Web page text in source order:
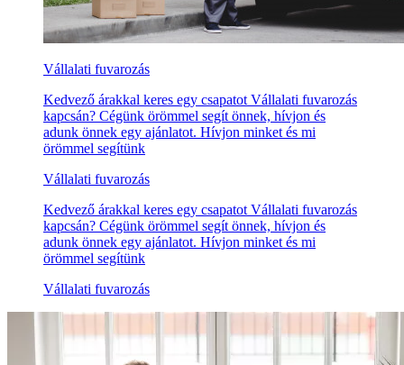
Vállalati fuvarozás
Kedvező árakkal keres egy csapatot Vállalati fuvarozás
kapcsán? Cégünk örömmel segít önnek, hívjon és
adunk önnek egy ajánlatot. Hívjon minket és mi
örömmel segítünk
Vállalati fuvarozás
Kedvező árakkal keres egy csapatot Vállalati fuvarozás
kapcsán? Cégünk örömmel segít önnek, hívjon és
adunk önnek egy ajánlatot. Hívjon minket és mi
örömmel segítünk
Vállalati fuvarozás